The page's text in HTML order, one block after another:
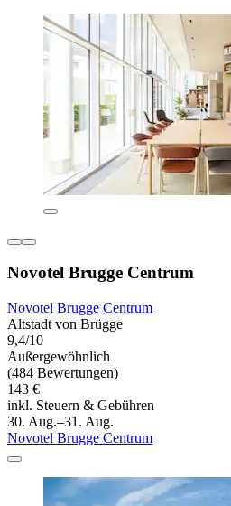
Novotel Brugge Centrum
Novotel Brugge Centrum
Altstadt von Brügge
9,4/10
Außergewöhnlich
(484 Bewertungen)
143 €
inkl. Steuern & Gebühren
30. Aug.–31. Aug.
Novotel Brugge Centrum